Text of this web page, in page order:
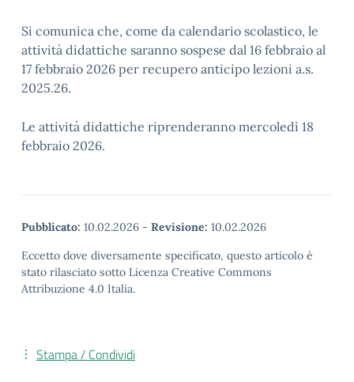
Si comunica che, come da calendario scolastico, le
attività didattiche saranno sospese dal 16 febbraio al
17 febbraio 2026 per recupero anticipo lezioni a.s.
2025.26.
Le attività didattiche riprenderanno mercoledì 18
febbraio 2026.
Pubblicato: 10.02.2026 - Revisione: 10.02.2026
Eccetto dove diversamente specificato, questo articolo è
stato rilasciato sotto Licenza Creative Commons
Attribuzione 4.0 Italia.
Stampa / Condividi